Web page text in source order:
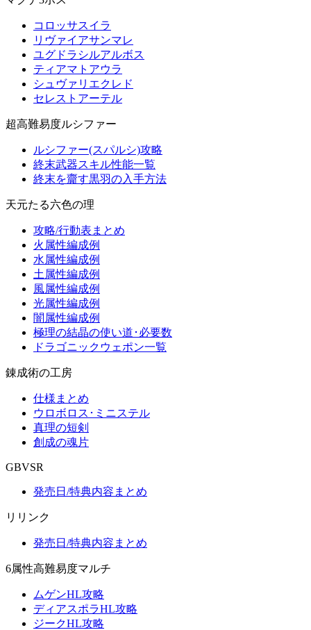
コロッサスイラ
リヴァイアサンマレ
ユグドラシルアルボス
ティアマトアウラ
シュヴァリエクレド
セレストアーテル
超高難易度ルシファー
ルシファー(スパルシ)攻略
終末武器スキル性能一覧
終末を齎す黒羽の入手方法
天元たる六色の理
攻略/行動表まとめ
火属性編成例
水属性編成例
土属性編成例
風属性編成例
光属性編成例
闇属性編成例
極理の結晶の使い道･必要数
ドラゴニックウェポン一覧
錬成術の工房
仕様まとめ
ウロボロス･ミニステル
真理の短剣
創成の魂片
GBVSR
発売日/特典内容まとめ
リリンク
発売日/特典内容まとめ
6属性高難易度マルチ
ムゲンHL攻略
ディアスポラHL攻略
ジークHL攻略